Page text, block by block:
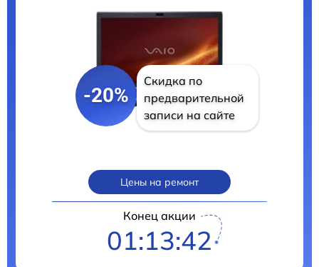
-20%
Скидка по
предварительной
записи на сайте
Цены на ремонт
Конец акции
01:13:40